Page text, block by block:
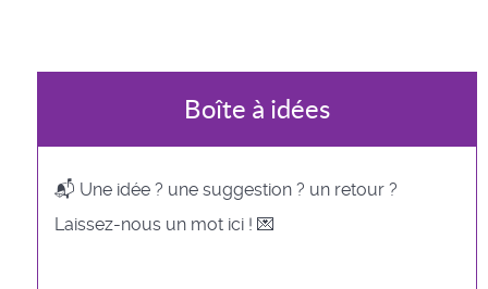
Boîte à idées
📬 Une idée ? une suggestion ? un retour ?
Laissez-nous un mot ici ! 💌